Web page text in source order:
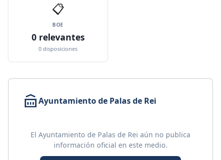
📋
BOE
0 relevantes
0 disposiciones
Ayuntamiento de Palas de Rei
El Ayuntamiento de Palas de Rei aún no publica
información oficial en este medio.